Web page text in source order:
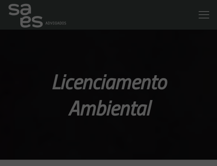
Licenciamento
Ambiental